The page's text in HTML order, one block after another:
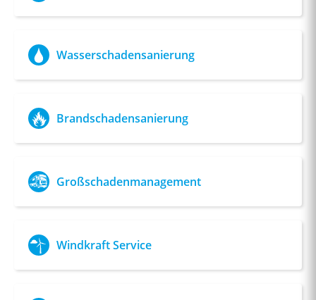
Wasserschadensanierung
Brandschadensanierung
Großschadenmanagement
Windkraft Service